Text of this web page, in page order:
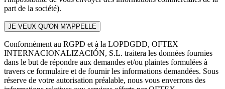
part de la société).
Conformément au RGPD et à la LOPDGDD, OFTEX
INTERNACIONALIZACIÓN, S.L. traitera les données fournies
dans le but de répondre aux demandes et/ou plaintes formulées à
travers ce formulaire et de fournir les informations demandées. Sous
réserve de votre autorisation préalable, nous vous enverrons des